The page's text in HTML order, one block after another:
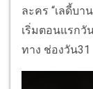
ละคร “เลดี้บ
เริ่มตอนแรกวั
ทาง ช่องวัน31